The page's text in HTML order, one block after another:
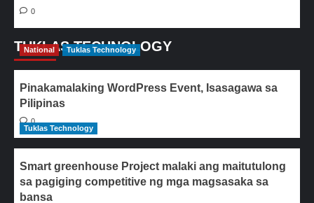
0
TUKLAS TECHNOLOGY
National Tuklas Technology
Pinakamalaking WordPress Event, Isasagawa sa
Pilipinas
0
Tuklas Technology
Smart greenhouse Project malaki ang maitutulong
sa pagiging competitive ng mga magsasaka sa
bansa